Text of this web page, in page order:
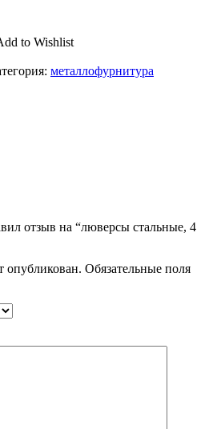
металлофурнитура
отзыв на “люверсы стальные, 4
опубликован. Обязательные поля